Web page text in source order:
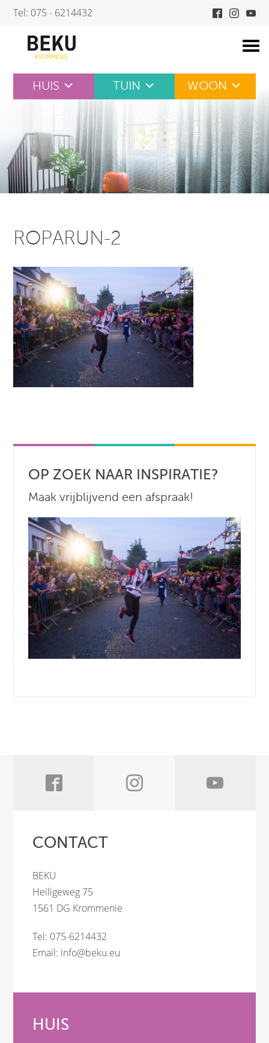
Skip
content
Tel: 075 - 6214432
HUIS TUIN WOON
ROPARUN-2
OP ZOEK NAAR INSPIRATIE?
Maak vrijblijvend een afspraak!
CONTACT
BEKU
Heiligeweg 75
1561 DG Krommenie
Tel: 075-6214432
Email: info@beku.eu
HUIS